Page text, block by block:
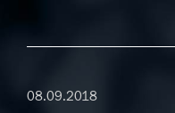
08.09.2018